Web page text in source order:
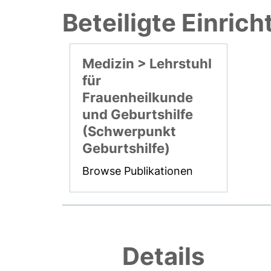
Beteiligte
Medizin > Lehrstuhl
für
Frauenheilkunde
und Geburtshilfe
(Schwerpunkt
Geburtshilfe)
Browse Publikationen
Details